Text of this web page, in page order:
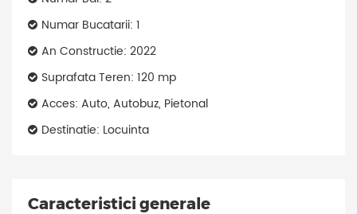
Numar Bucatarii: 1
An Constructie: 2022
Suprafata Teren: 120 mp
Acces: Auto, Autobuz, Pietonal
Destinatie: Locuinta
Caracteristici generale